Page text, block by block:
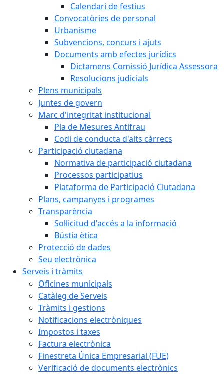
Calendari de festius
Convocatòries de personal
Urbanisme
Subvencions, concurs i ajuts
Documents amb efectes jurídics
Dictamens Comissió Jurídica Assessora
Resolucions judicials
Plens municipals
Juntes de govern
Marc d'integritat institucional
Pla de Mesures Antifrau
Codi de conducta d'alts càrrecs
Participació ciutadana
Normativa de participació ciutadana
Processos participatius
Plataforma de Participació Ciutadana
Plans, campanyes i programes
Transparència
Sol·licitud d'accés a la informació
Bústia ètica
Protecció de dades
Seu electrònica
Serveis i tràmits
Oficines municipals
Catàleg de Serveis
Tràmits i gestions
Notificacions electròniques
Impostos i taxes
Factura electrònica
Finestreta Única Empresarial (FUE)
Verificació de documents electrònics